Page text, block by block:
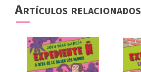
Artículos relacionados